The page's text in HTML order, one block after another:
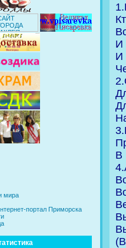
мира
портал Приморска
И
И
В